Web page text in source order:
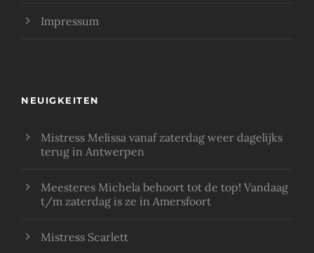
Impressum
NEUIGKEITEN
Mistress Melissa vanaf zaterdag weer dagelijks
terug in Antwerpen
Meesteres Michela behoort tot de top! Vandaag
t/m zaterdag is ze in Amersfoort
Mistress Scarlett